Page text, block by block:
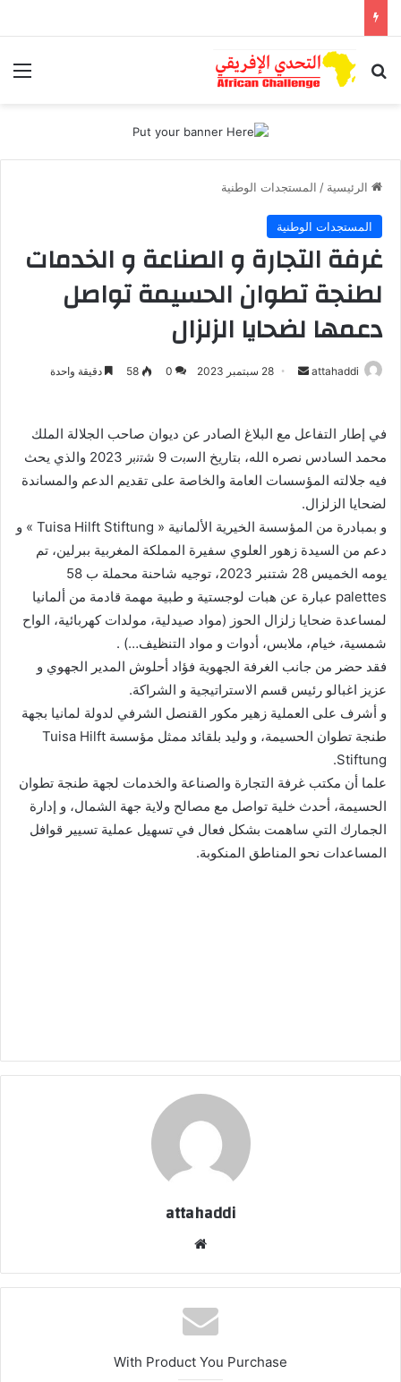
بحث عن
الرئيسية / المستجدات الوطنية
المستجدات الوطنية
غرفة التجارة و الصناعة و الخدمات
لطنجة تطوان الحسيمة تواصل
دعمها لضحايا الزلزال
attahaddi
أرسل 28 سبتمبر 2023 0
58 دقيقة واحدة
في إطار التفاعل مع البلاغ الصادر عن ديوان صاحب الجلالة الملك
محمد السادس نصره الله، بتاريخ اﻟﺳﺑت 9 ﺷﺗﻧﺑر 2023 والذي يحث
فيه جلالته المؤسسات العامة والخاصة على تقديم الدعم والمساندة
لضحايا الزلزال.
و بمبادرة من المؤسسة الخيرية الألمانية « Tuisa Hilft Stiftung » و
دعم من السيدة زهور العلوي سفيرة المملكة المغربية ببرلين، تم
يومه الخميس 28 شتنبر 2023، توجيه شاحنة محملة ب 58
palettes عبارة عن هبات لوجستية و طبية مهمة قادمة من ألمانيا
لمساعدة ضحايا زلزال الحوز (مواد صيدلية، مولدات كهربائية، الواح
شمسية، خيام، ملابس، أدوات و مواد التنظيف…) .
فقد حضر من جانب الغرفة الجهوية فؤاد أحلوش المدير الجهوي و
عزيز اغبالو رئيس قسم الاستراتيجية و الشراكة.
و أشرف على العملية زهير مكور القنصل الشرفي لدولة لمانيا بجهة
طنجة تطوان الحسيمة، و وليد بلقائد ممثل مؤسسة Tuisa Hilft
Stiftung.
علما أن مكتب غرفة التجارة والصناعة والخدمات لجهة طنجة تطوان
الحسيمة، أحدث خلية تواصل مع مصالح ولاية جهة الشمال، و إدارة
الجمارك التي ساهمت بشكل فعال في تسهيل عملية تسيير قوافل
المساعدات نحو المناطق المنكوبة.
attahaddi
With Product You Purchase